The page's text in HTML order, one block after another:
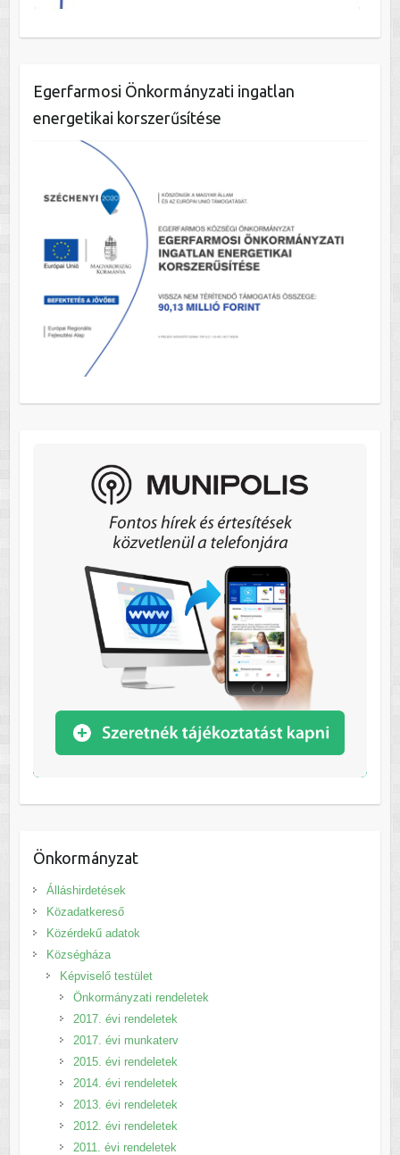
Egerfarmosi Önkormányzati ingatlan
energetikai korszerűsítése
Önkormányzat
Álláshirdetések
Közadatkereső
Közérdekű adatok
Községháza
Képviselő testület
Önkormányzati rendeletek
2017. évi rendeletek
2017. évi munkaterv
2015. évi rendeletek
2014. évi rendeletek
2013. évi rendeletek
2012. évi rendeletek
2011. évi rendeletek